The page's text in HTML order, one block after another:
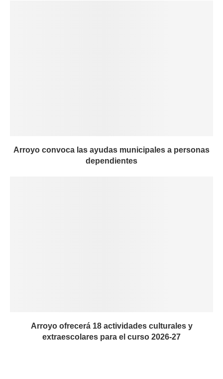
Arroyo convoca las ayudas municipales a personas
dependientes
Arroyo ofrecerá 18 actividades culturales y
extraescolares para el curso 2026-27